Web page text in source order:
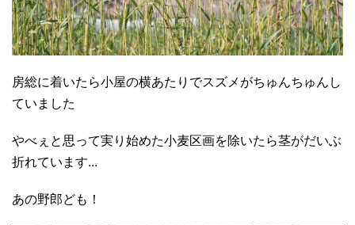
房総に着いたら小屋の横あたりでスズメがちゅんちゅんし
ていました
やべぇと思って実り始めた小麦区画を除いたら茎がだいぶ
折れています...
あの野郎ども！